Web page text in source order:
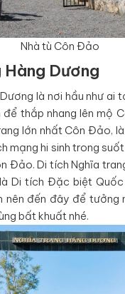
Nhà tù Côn Đảo
Dương
là nơi hầu như ai
thắp nhang lên mộ
lớn nhất Côn Đảo,
mạng hi sinh trong
Đảo. Di tích Nghĩa
Di tích Đặc biệt Quốc
nên đến đây để tưởng
bất khuất nhé.